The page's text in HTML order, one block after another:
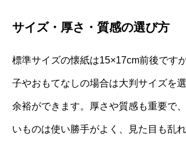
サイズ・厚さ・質感の選び方
標準サイズの懐紙は15×17cm前後です
子やおもてなしの場合は大判サイズを
余裕ができます。厚さや質感も重要で
いものは使い勝手がよく、見た目も乱れ